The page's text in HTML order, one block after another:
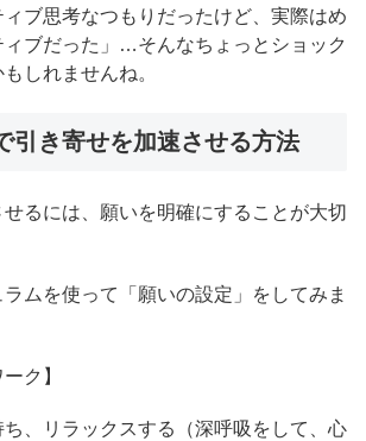
ィブ思考なつもりだったけど、実際はめ
ィブだった」…そんなちょっとショック
しれませんね。
引き寄せを加速させる方法
るには、願いを明確にすることが大切
ムを使って「願いの設定」をしてみま
ーク】
、リラックスする（深呼吸をして、心